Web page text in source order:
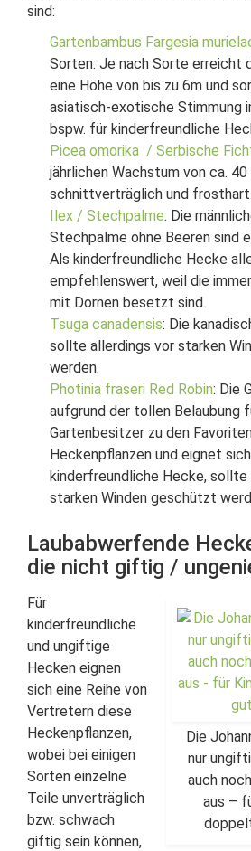
sind:
Gartenbambus Fargesia
Sorten: Je nach Sorte erreicht
eine Höhe von bis zu 6m und
asiatisch-exotische Stimmung
bspw. für kinderfreundliche
Picea omorika / Serbische
jährlichen Wachstum von ca.
schnittverträglich und frosthart.
Ilex / Stechpalme: Die
Stechpalme ohne Beeren sind
Als kinderfreundliche Hecke
empfehlenswert, weil die
mit Dornen besetzt sind.
Tsuga canadensis: Die
sollte allerdings vor starken
werden.
Photinia fraseri Red Robin: Die
aufgrund der tollen Belaubung
Gartenbesitzer zu den
Heckenpflanzen und eignet
kinderfreundliche Hecke,
starken Winden geschützt
Laubabwerfende
die nicht giftig /
Die
nur
auch
aus –
Für
kinderfreundliche
und ungiftige
Hecken eignen
sich eine Reihe von
Vertretern diese
Heckenpflanzen,
wobei bei einigen
Sorten einzelne
Teile unverträglich
bzw. schwach
giftig sein können,